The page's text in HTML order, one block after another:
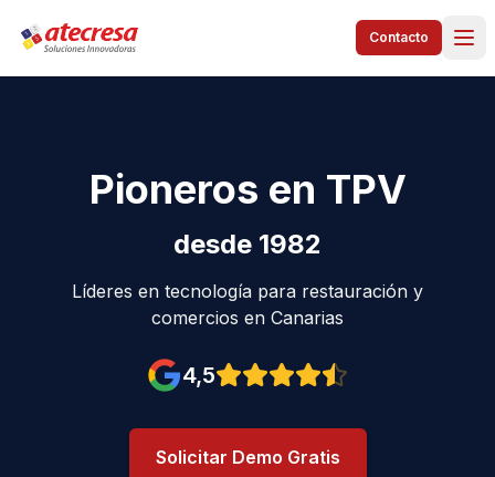
Contacto
Pioneros en TPV
desde 1982
Líderes en tecnología para restauración y
comercios en Canarias
Valoración en Google: 4,5
4,5
Solicitar Demo Gratis